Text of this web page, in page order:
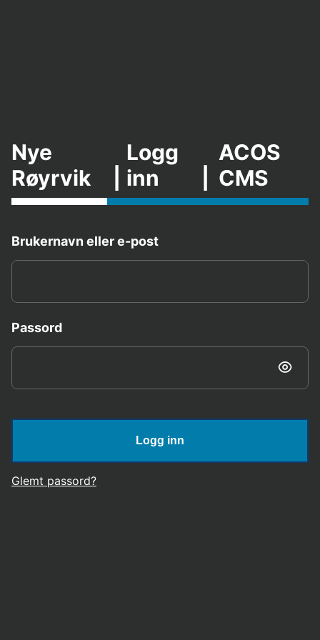
Nye
Røyrvik
Logg
inn
ACOS
CMS
Brukernavn eller e-post
Passord
Logg inn
Glemt passord?